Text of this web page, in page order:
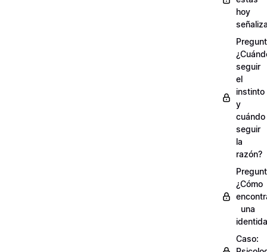
hoy
seguir
el
instinto
y
cuándo
seguir
la
razón?
¿Cómo
una
Caso: